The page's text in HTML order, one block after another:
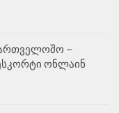
–
ონლაინ